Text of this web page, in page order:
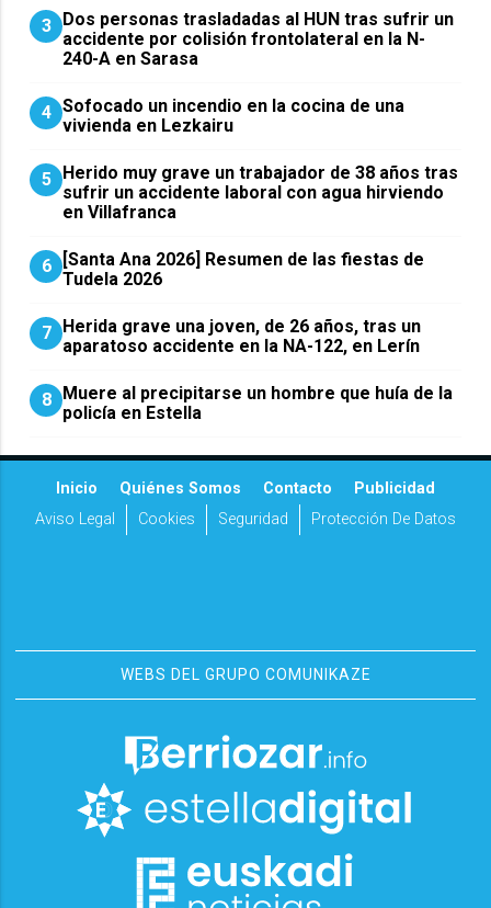
3 ​Dos personas trasladadas al HUN tras sufrir un
accidente por colisión frontolateral en la N-
240-A en Sarasa
4 Sofocado un incendio en la cocina de una
vivienda en Lezkairu
5 Herido muy grave un trabajador de 38 años tras
sufrir un accidente laboral con agua hirviendo
en Villafranca
6
[Santa Ana 2026] Resumen de las fiestas de
Tudela 2026
7 Herida grave una joven, de 26 años, tras un
aparatoso accidente en la NA-122, en Lerín
8 Muere al precipitarse un hombre que huía de la
policía en Estella
Inicio Quiénes Somos Contacto
Publicidad
Aviso Legal
Cookies Seguridad Protección De Datos
WEBS DEL GRUPO COMUNIKAZE